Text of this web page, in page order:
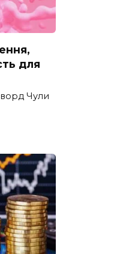
для
Чули